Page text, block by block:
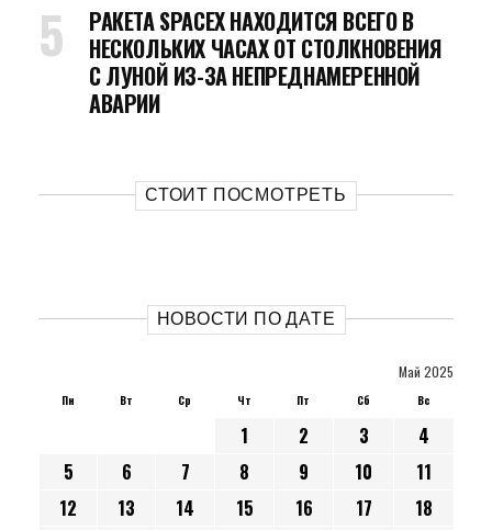
РАКЕТА SPACEX НАХОДИТСЯ ВСЕГО В
НЕСКОЛЬКИХ ЧАСАХ ОТ СТОЛКНОВЕНИЯ
С ЛУНОЙ ИЗ-ЗА НЕПРЕДНАМЕРЕННОЙ
АВАРИИ
СТОИТ ПОСМОТРЕТЬ
НОВОСТИ ПО ДАТЕ
Май 2025
Пн Вт Ср Чт Пт Сб Вс
1 2 3
4
5
6 7 8 9 10
11
12
13 14 15 16 17
18